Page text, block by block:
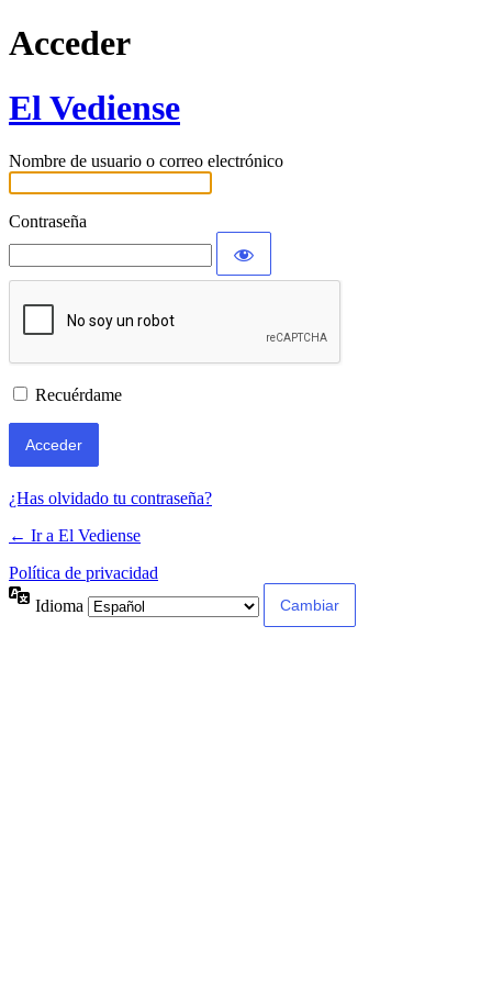
Acceder
El Vediense
Nombre de usuario o correo electrónico
Contraseña
Recuérdame
¿Has olvidado tu contraseña?
← Ir a El Vediense
Política de privacidad
Idioma